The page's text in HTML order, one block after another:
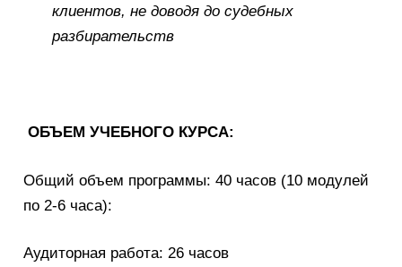
клиентов, не доводя до судебных
разбирательств
ОБЪЕМ УЧЕБНОГО КУРСА:
Общий объем программы: 40 часов (10 модулей
по 2-6 часа):
Аудиторная работа: 26 часов